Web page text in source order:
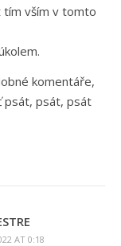
tím vším v tomto
komentáře,
psát, psát, psát
AT 0:18